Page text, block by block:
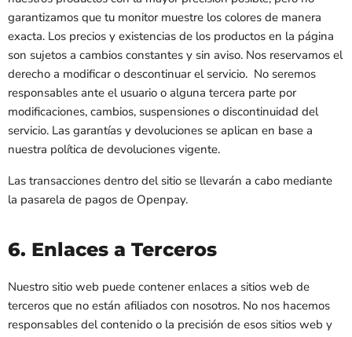
garantizamos que tu monitor muestre los colores de manera
exacta. Los precios y existencias de los productos en la página
son sujetos a cambios constantes y sin aviso. Nos reservamos el
derecho a modificar o descontinuar el servicio. No seremos
responsables ante el usuario o alguna tercera parte por
modificaciones, cambios, suspensiones o discontinuidad del
servicio. Las garantías y devoluciones se aplican en base a
nuestra política de devoluciones vigente.
Las transacciones dentro del sitio se llevarán a cabo mediante
la pasarela de pagos de Openpay.
6. Enlaces a Terceros
Nuestro sitio web puede contener enlaces a sitios web de
terceros que no están afiliados con nosotros. No nos hacemos
responsables del contenido o la precisión de esos sitios web y